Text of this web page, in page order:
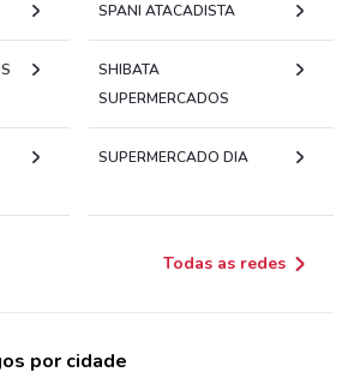
SPANI ATACADISTA
SHIBATA
SUPERMERCADOS
SUPERMERCADO DIA
Todas as redes
por cidade